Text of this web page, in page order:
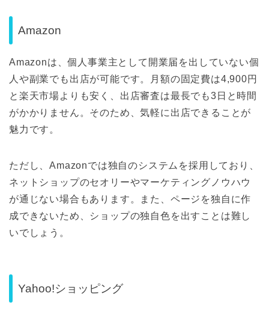
Amazon
Amazonは、個人事業主として開業届を出していない個
人や副業でも出店が可能です。月額の固定費は4,900円
と楽天市場よりも安く、出店審査は最長でも3日と時間
がかかりません。そのため、気軽に出店できることが
魅力です。
ただし、Amazonでは独自のシステムを採用しており、
ネットショップのセオリーやマーケティングノウハウ
が通じない場合もあります。また、ページを独自に作
成できないため、ショップの独自色を出すことは難し
いでしょう。
Yahoo!ショッピング